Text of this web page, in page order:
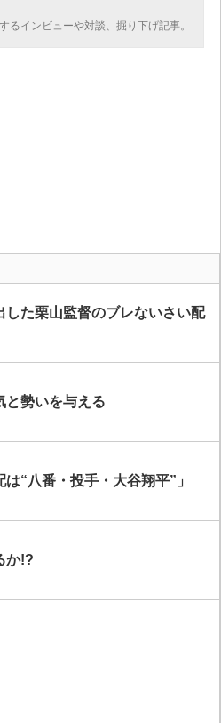
インビューや対談、掘り下げ記事。
した栗山監督のブレないさい配
と勢いを与える
“八番・投手・大谷翔平”」
か!?